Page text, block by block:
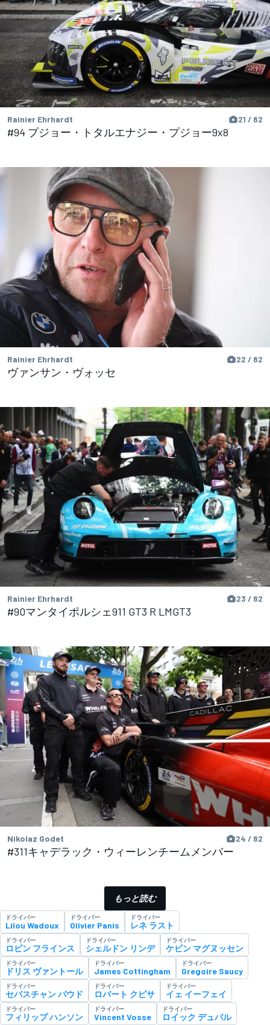
Rainier Ehrhardt 21 / 82
#94 プジョー・トタルエナジー・プジョー9x8
Rainier Ehrhardt 22 / 82
ヴァンサン・ヴォッセ
Rainier Ehrhardt 23 / 82
#90マンタイポルシェ911 GT3 R LMGT3
Nikolaz Godet 24 / 82
#311キャデラック・ウィーレンチームメンバー
もっと読む
ドライバー
Lilou Wadoux
ドライバー
Olivier Panis
ドライバー
レネ ラスト
ドライバー
ロビン フラインス
ドライバー
シェルドン リンデ
ドライバー
ケビン マグヌッセン
ドライバー
ドリス ヴァントール
ドライバー
James Cottingham
ドライバー
Gregoire Saucy
ドライバー
セバスチャン バウド
ドライバー
ロバート クビサ
ドライバー
イェ イーフェイ
ドライバー
フィリップ ハンソン
ドライバー
Vincent Vosse
ドライバー
ロイック デュバル